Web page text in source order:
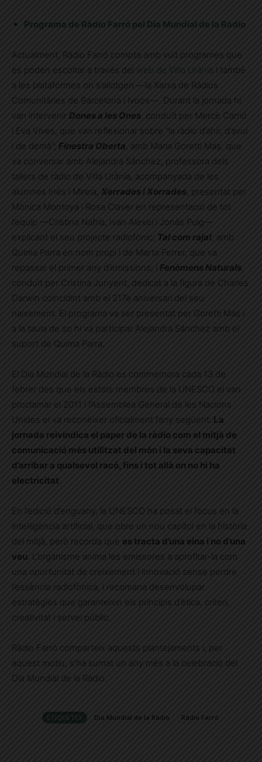
Programa de Ràdio Farró pel Dia Mundial de la Ràdio
Actualment, Ràdio Farró compta amb vuit programes que
es poden escoltar a través del web de Vil·la Urània i també
a les plataformes on s’allotgen —la Xarxa de Ràdios
Comunitàries de Barcelona i Ivoox—. Durant la jornada hi
van intervenir Dones a les Ones , conduït per Mercè Carrió
i Eva Vives, que van reflexionar sobre “la ràdio d’ahir, d’avui
i de demà”; Finestra Oberta, amb Maria Goretti Mas, que
va conversar amb Alejandra Sánchez, professora dels
tallers de ràdio de Vil·la Urània, acompanyada de les
alumnes Inés i Mireia; Xerrades i Xorrades , presentat per
Mònica Montoya i Rosa Claver en representació de tot
l’equip —Cristina Nafría, Ivan Alexei i Jonàs Puig—
explicant el seu projecte radiofònic; Tal com raja! , amb
Quima Parra en nom propi i de Marta Ferrer, que va
repassar el primer any d’emissions; i Fenòmens Naturals,
conduït per Cristina Junyent, dedicat a la figura de Charles
Darwin coincidint amb el 217è aniversari del seu
naixement. El programa va ser presentat per Goretti Mas i
a la taula de so hi va participar Alejandra Sánchez amb el
suport de Quima Parra.
El Dia Mundial de la Ràdio es commemora cada 13 de
febrer des que els estats membres de la UNESCO el van
proclamar el 2011 i l’Assemblea General de les Nacions
Unides el va reconèixer oficialment l’any següent. La
jornada reivindica el paper de la ràdio com el mitjà de
comunicació més utilitzat del món i la seva capacitat
d’arribar a qualsevol racó, fins i tot allà on no hi ha
electricitat.
En l’edició d’enguany, la UNESCO ha posat el focus en la
intel·ligència artificial, que obre un nou capítol en la història
del mitjà, però recorda que es tracta d’una eina i no d’una
veu . L’organisme anima les emissores a aprofitar-la com
una oportunitat de creixement i innovació sense perdre
l’essència radiofònica, i recomana desenvolupar
estratègies que garanteixin els principis d’ètica, criteri,
creativitat i servei públic.
Ràdio Farró comparteix aquests plantejaments i, per
aquest motiu, s’ha sumat un any més a la celebració del
Dia Mundial de la Ràdio.
ETIQUETES Dia Mundial de la Ràdio Ràdio Farró